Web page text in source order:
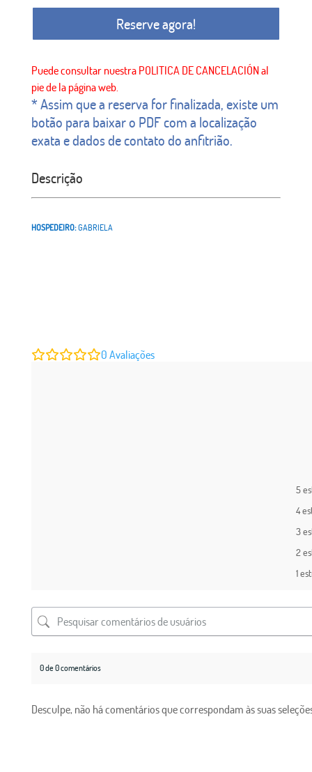
Reserve agora!
* Assim que a reserva for finalizada, existe um
botão para baixar o PDF com a localização
exata e dados de contato do anfitrião.
Descrição
HOSPEDEIRO:GABRIELA
0 Avaliações
5
4
3
2
1
0 de 0 comentários
Desculpe, não há comentários que correspondam às suas